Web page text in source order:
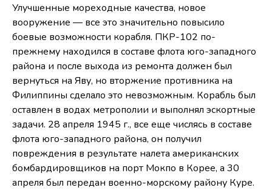
Улучшенные мореходные качества, новое
вооружение — все это значительно повысило
боевые возможности корабля. ПКР-102 по-
прежнему находился в составе флота юго-западного
района и после выхода из ремонта должен был
вернуться на Яву, но вторжение противника на
Филиппины сделало это невозможным. Корабль был
оставлен в водах метрополии и выполнял эскортные
задачи. 28 апреля 1945 г., все еще числясь в составе
флота юго-западного района, он получил
повреждения в результате налета американских
бомбардировщиков на порт Мокпо в Корее, а 30
апреля был передан военно-морскому району Куре.